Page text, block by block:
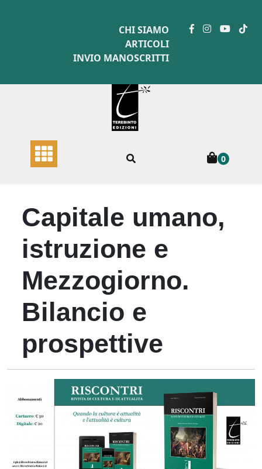
CHI SIAMO
ARTICOLI
INVIO MANOSCRITTI
0
Capitale umano,
istruzione e
Mezzogiorno.
Bilancio e
prospettive